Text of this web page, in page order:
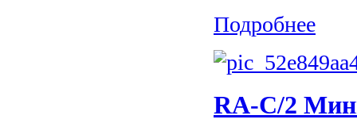
Подробнее
RA-C/2